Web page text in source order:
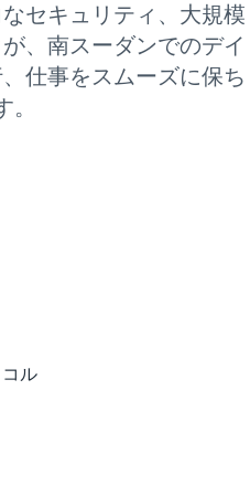
セキュリティ、大規模
、南スーダンでのデイ
仕事をスムーズに保ち
。
ル